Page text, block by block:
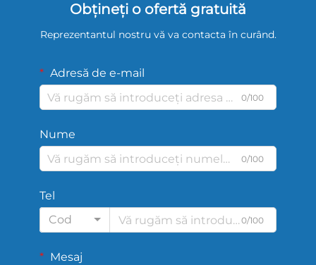
Obțineți o ofertă gratuită
Reprezentantul nostru vă va contacta în curând.
Adresă de e-mail
0/100
Nume
0/100
Tel
Cod
0/100
Mesaj